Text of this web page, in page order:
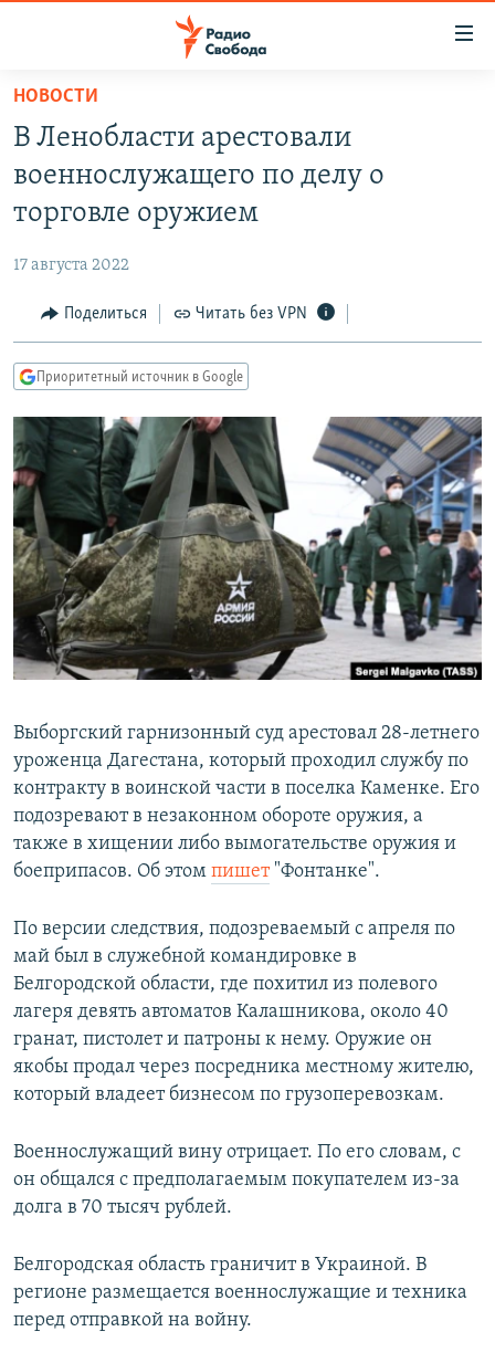
упрощенного
доступа
основному
Вернутся
Вернутся
поиску
ПРОГРАММЫ
АВТОРСКИЕ ПРОЕКТЫ
МНЕНИЯ
КУЛЬТУРА
КАВКАЗ.РЕАЛИИ
СЕВЕР.РЕАЛИИ
СИБИРЬ.РЕАЛИИ
РАСПИСАНИЕ ВЕЩАНИЯ
ПОДПИШИТЕСЬ НА РАССЫЛКУ
СОЦИАЛЬНЫЕ СЕТИ
Все сайты РСЕ/РС
НОВОСТИ
В Ленобласти арестовали
военнослужащего по делу о
торговле оружием
17 августа 2022
Поделиться Читать без VPN
Приоритетный источник в Google
Выборгский гарнизонный суд арестовал 28-летнего
уроженца Дагестана, который проходил службу по
контракту в воинской части в поселка Каменке. Его
подозревают в незаконном обороте оружия, а
также в хищении либо вымогательстве оружия и
боеприпасов. Об этом пишет"Фонтанке".
По версии следствия, подозреваемый с апреля по
май был в служебной командировке в
Белгородской области, где похитил из полевого
лагеря девять автоматов Калашникова, около 40
гранат, пистолет и патроны к нему. Оружие он
якобы продал через посредника местному жителю,
который владеет бизнесом по грузоперевозкам.
Военнослужащий вину отрицает. По его словам, с
он общался с предполагаемым покупателем из-за
долга в 70 тысяч рублей.
Белгородская область граничит в Украиной. В
регионе размещается военнослужащие и техника
перед отправкой на войну.